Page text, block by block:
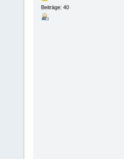
Beiträge: 40